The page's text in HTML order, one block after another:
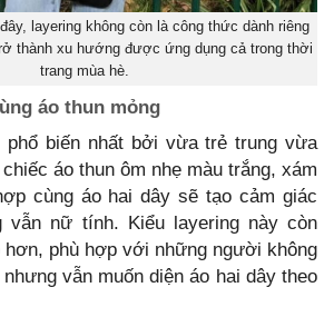
layering không còn là công thức dành riêng
thành xu hướng được ứng dụng cả trong thời
trang mùa hè.
áo thun mỏng
biến nhất bởi vừa trẻ trung vừa
áo thun ôm nhẹ màu trắng, xám
cùng áo hai dây sẽ tạo cảm giác
vẫn nữ tính. Kiểu layering này còn
hơn, phù hợp với những người không
vẫn muốn diện áo hai dây theo